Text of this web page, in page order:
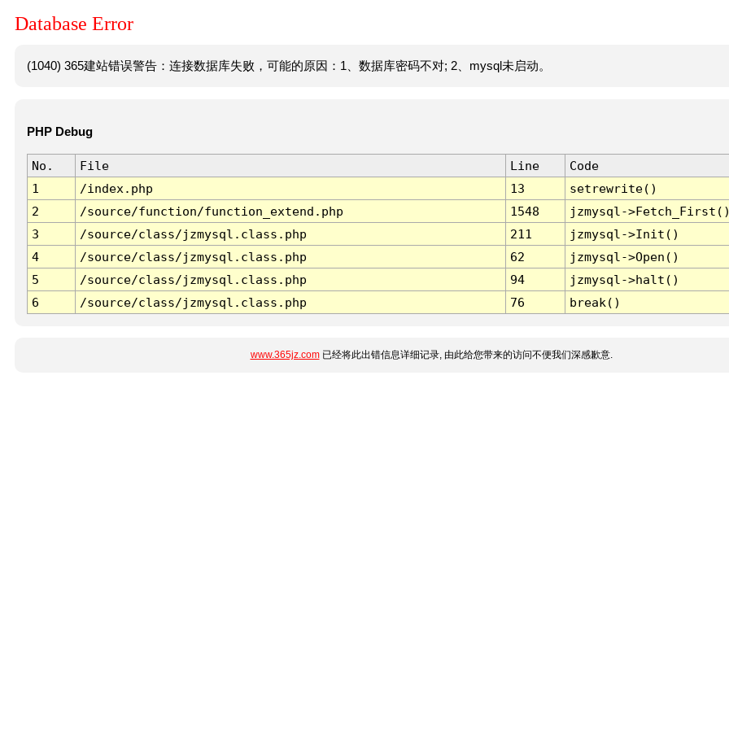
Database Error
(1040) 365建站错误警告：连接数据库失败，可能的原因：1、数据库密码不对; 2、mysql未启动。
PHP Debug
No. File Line
Code
1
/index.php 13
setrewrite()
2
/source/function/function_extend.php 1548
jzmysql-
3
/source/class/jzmysql.class.php 211
jzmysql->Init()
4
/source/class/jzmysql.class.php 62
jzmysql->Open()
5
/source/class/jzmysql.class.php 94
jzmysql->halt()
6
/source/class/jzmysql.class.php 76 break()
www.365jz.com已经将此出错信息详细记录, 由此给您带来的访问不便我们深感歉意.